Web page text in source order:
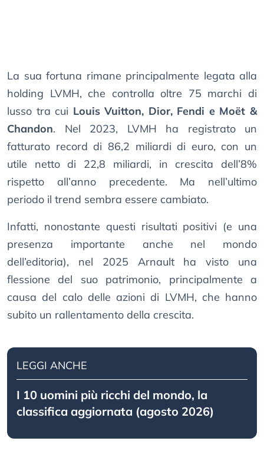
La sua fortuna rimane principalmente legata alla
holding LVMH, che controlla oltre 75 marchi di
lusso tra cui Louis Vuitton, Dior, Fendi e Moët &
Chandon. Nel 2023, LVMH ha registrato un
fatturato record di 86,2 miliardi di euro, con un
utile netto di 22,8 miliardi, in crescita dell’8%
rispetto all’anno precedente. Ma nell’ultimo
periodo il trend sembra essere cambiato.
Infatti, nonostante questi risultati positivi (e una
presenza importante anche nel mondo
dell’editoria), nel 2025 Arnault ha visto una
flessione del suo patrimonio, principalmente a
causa del calo delle azioni di LVMH, che hanno
subito un rallentamento della crescita.
LEGGI ANCHE
I 10 uomini più ricchi del mondo, la
classifica aggiornata (agosto 2026)